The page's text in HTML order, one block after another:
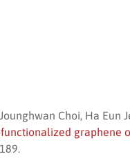
Choi, Ha Eun
graphene